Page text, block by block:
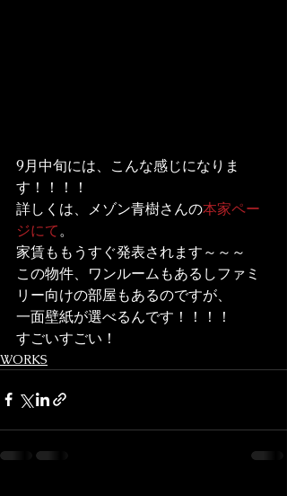
9月中旬には、こんな感じになりま
す！！！！
詳しくは、メゾン青樹さんの本家ペー
ジにて。
家賃ももうすぐ発表されます～～～
この物件、ワンルームもあるしファミ
リー向けの部屋もあるのですが、
一面壁紙が選べるんです！！！！
すごいすごい！
WORKS